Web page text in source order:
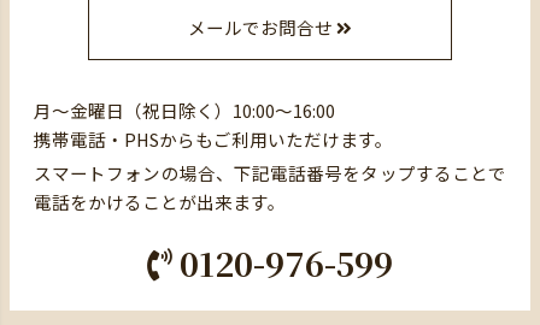
メールでお問合せ
月～金曜日（祝日除く）10:00～16:00
携帯電話・PHSからもご利用いただけます。
スマートフォンの場合、下記電話番号をタップすることで
電話をかけることが出来ます。
0120-976-599